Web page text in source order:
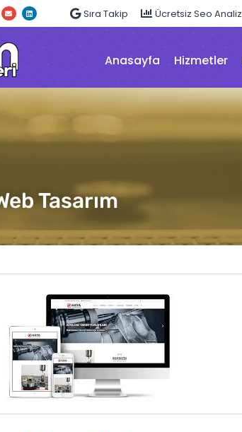
Sıra Takip Ücretsiz Seo Analiz
Anasayfa Hizmetler
Tasarım